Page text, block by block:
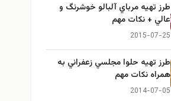
طرز تهيه مرباي آلبالو خوشرنگ و
عالي + نكات مهم
2015-07-25
طرز تهيه حلوا مجلسي زعفراني به
همراه نكات مهم
2014-07-05